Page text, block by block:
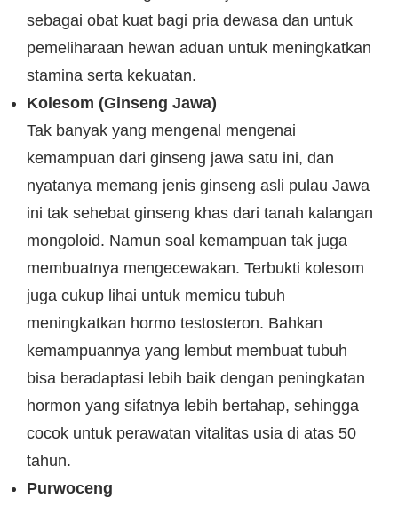
sebagai obat kuat bagi pria dewasa dan untuk
pemeliharaan hewan aduan untuk meningkatkan
stamina serta kekuatan.
Kolesom (Ginseng Jawa)
Tak banyak yang mengenal mengenai
kemampuan dari ginseng jawa satu ini, dan
nyatanya memang jenis ginseng asli pulau Jawa
ini tak sehebat ginseng khas dari tanah kalangan
mongoloid. Namun soal kemampuan tak juga
membuatnya mengecewakan. Terbukti kolesom
juga cukup lihai untuk memicu tubuh
meningkatkan hormo testosteron. Bahkan
kemampuannya yang lembut membuat tubuh
bisa beradaptasi lebih baik dengan peningkatan
hormon yang sifatnya lebih bertahap, sehingga
cocok untuk perawatan vitalitas usia di atas 50
tahun.
Purwoceng